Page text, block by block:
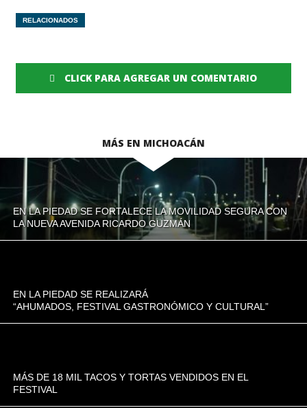
RELACIONADOS
CLICK PARA AGREGAR UN COMENTARIO
MÁS EN MICHOACÁN
EN LA PIEDAD SE FORTALECE LA MOVILIDAD SEGURA CON
LA NUEVA AVENIDA RICARDO GUZMÁN
EN LA PIEDAD SE REALIZARÁ
“AHUMADOS, FESTIVAL GASTRONÓMICO Y CULTURAL”
MÁS DE 18 MIL TACOS Y TORTAS VENDIDOS EN EL
FESTIVAL